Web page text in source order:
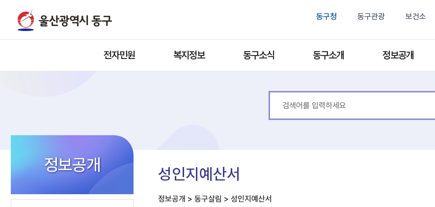
동구청 동구관광 보건소
전자민원 복지정보 동구소식 동구소개 정보공개
정보공개 성인지예산서
정보공개 > 동구살림 > 성인지예산서